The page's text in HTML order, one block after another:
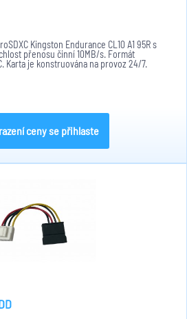
Kingston Endurance CL10 A1 95R s
přenosu činní 10MB/s. Formát
Karta je konstruována na provoz 24/7.
ceny se přihlaste